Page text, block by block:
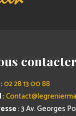
contacter
:02 28 13 00 88
:
: 3 Av. Georges